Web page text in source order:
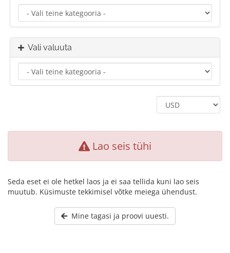
Vali valuuta
Lao seis tühi
Seda eset ei ole hetkel laos ja ei saa tellida kuni lao seis
muutub. Küsimuste tekkimisel võtke meiega ühendust.
Mine tagasi ja proovi uuesti.